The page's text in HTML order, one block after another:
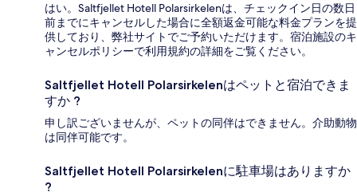
はい。Saltfjellet Hotell Polarsirkelenは、チェックイン日の数日
前までにキャンセルした場合に全額返金可能な料金プランを提
供しており、弊社サイトでご予約いただけます。宿泊施設のキ
ャンセルポリシーで利用規約の詳細をご覧ください。
Saltfjellet Hotell Polarsirkelenはペットと宿泊できま
すか ?
申し訳ございませんが、ペットの同伴はできません。介助動物
は同伴可能です。
Saltfjellet Hotell Polarsirkelenに駐車場はありますか
?